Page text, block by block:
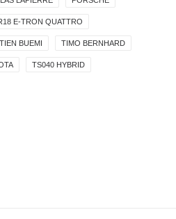
E-TRON QUATTRO
BUEMI TIMO BERNHARD
TS040 HYBRID